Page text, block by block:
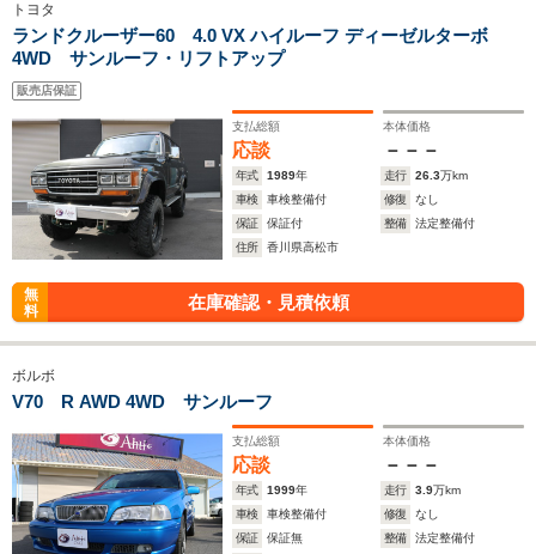
トヨタ
ランドクルーザー60 4.0 VX ハイルーフ ディーゼルターボ
4WD サンルーフ・リフトアップ
販売店保証
支払総額
応談
本体価格
－－－
年式 1989年 走行 26.3万km
車検
車検整備付 修復
なし
保証
保証付 整備
法定整備付
住所
香川県高松市
無
料
在庫確認・見積依頼
ボルボ
V70 R AWD 4WD サンルーフ
支払総額
応談
本体価格
－－－
年式 1999年 走行 3.9万km
車検
車検整備付 修復
なし
保証
保証無 整備
法定整備付